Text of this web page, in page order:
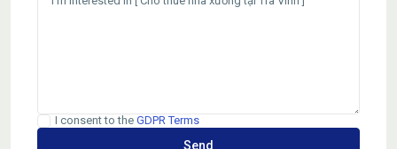
I consent to the GDPR Terms